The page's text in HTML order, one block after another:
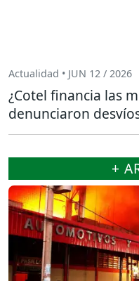
Actualidad • JUN 12 / 2026
¿Cotel financia las
denunciaron
+